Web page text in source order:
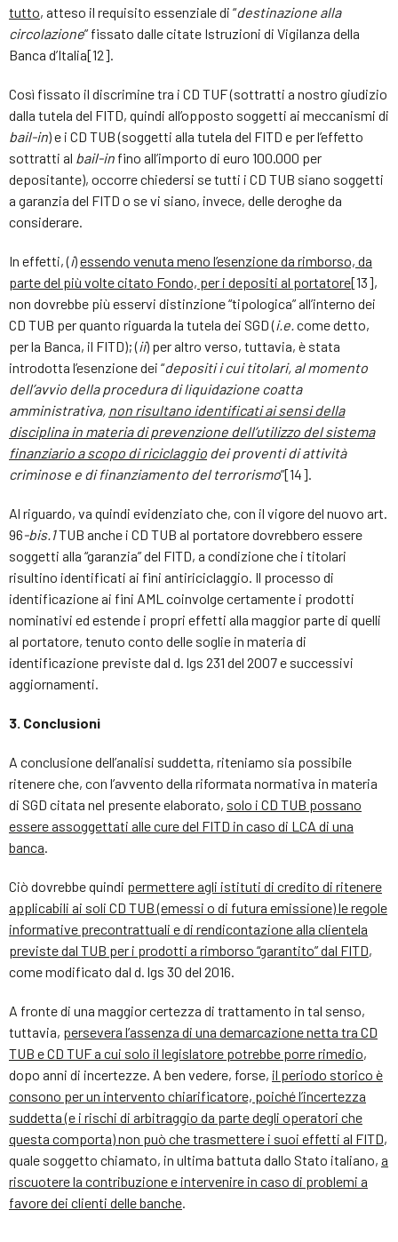
tutto, atteso il requisito essenziale di “destinazione alla
circolazione” fissato dalle citate Istruzioni di Vigilanza della
Banca d’Italia[12].
Così fissato il discrimine tra i CD TUF (sottratti a nostro giudizio
dalla tutela del FITD, quindi all’opposto soggetti ai meccanismi di
bail-in) e i CD TUB (soggetti alla tutela del FITD e per l’effetto
sottratti al bail-in fino all’importo di euro 100.000 per
depositante), occorre chiedersi se tutti i CD TUB siano soggetti
a garanzia del FITD o se vi siano, invece, delle deroghe da
considerare.
In effetti, (i)essendo venuta meno l’esenzione da rimborso, da
parte del più volte citato Fondo, per i depositi al portatore[13],
non dovrebbe più esservi distinzione “tipologica” all’interno dei
CD TUB per quanto riguarda la tutela dei SGD (i.e.come detto,
per la Banca, il FITD); (ii) per altro verso, tuttavia, è stata
introdotta l’esenzione dei “depositi i cui titolari, al momento
dell’avvio della procedura di liquidazione coatta
amministrativa, non risultano identificati ai sensi della
disciplina in materia di prevenzione dell’utilizzo del sistema
finanziario a scopo di riciclaggio dei proventi di attività
criminose e di finanziamento del terrorismo”[14].
Al riguardo, va quindi evidenziato che, con il vigore del nuovo art.
96-bis.1TUB anche i CD TUB al portatore dovrebbero essere
soggetti alla “garanzia” del FITD, a condizione che i titolari
risultino identificati ai fini antiriciclaggio. Il processo di
identificazione ai fini AML coinvolge certamente i prodotti
nominativi ed estende i propri effetti alla maggior parte di quelli
al portatore, tenuto conto delle soglie in materia di
identificazione previste dal d. lgs 231 del 2007 e successivi
aggiornamenti.
3. Conclusioni
A conclusione dell’analisi suddetta, riteniamo sia possibile
ritenere che, con l’avvento della riformata normativa in materia
di SGD citata nel presente elaborato, solo i CD TUB possano
essere assoggettati alle cure del FITD in caso di LCA di una
banca.
Ciò dovrebbe quindi permettere agli istituti di credito di ritenere
applicabili ai soli CD TUB (emessi o di futura emissione) le regole
informative precontrattuali e di rendicontazione alla clientela
previste dal TUB per i prodotti a rimborso “garantito” dal FITD,
come modificato dal d. lgs 30 del 2016.
A fronte di una maggior certezza di trattamento in tal senso,
tuttavia, persevera l’assenza di una demarcazione netta tra CD
TUB e CD TUF a cui solo il legislatore potrebbe porre rimedio,
dopo anni di incertezze. A ben vedere, forse, il periodo storico è
consono per un intervento chiarificatore, poiché l’incertezza
suddetta (e i rischi di arbitraggio da parte degli operatori che
questa comporta) non può che trasmettere i suoi effetti al FITD,
quale soggetto chiamato, in ultima battuta dallo Stato italiano, a
riscuotere la contribuzione e intervenire in caso di problemi a
favore dei clienti delle banche.